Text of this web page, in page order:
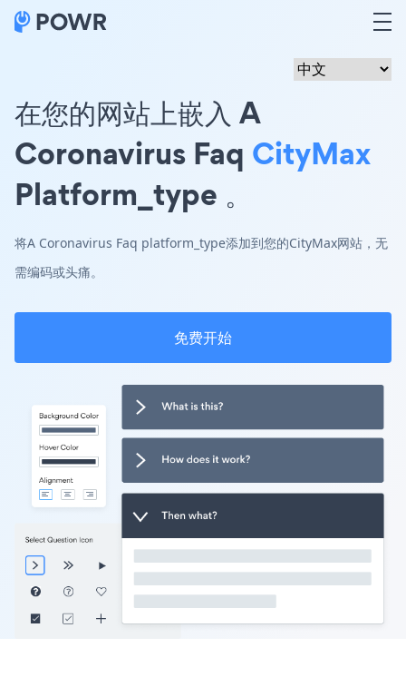
在您的网站上嵌入 A
Coronavirus Faq CityMax
Platform_type 。
将A Coronavirus Faq platform_type添加到您的CityMax网站，无
需编码或头痛。
免费开始